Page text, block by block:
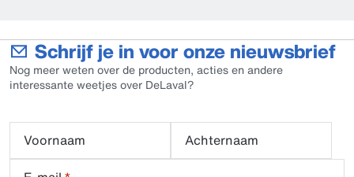
Schrijf je in voor onze nieuwsbrief
Nog meer weten over de producten, acties en andere
interessante weetjes over DeLaval?
Voornaam
Achternaam